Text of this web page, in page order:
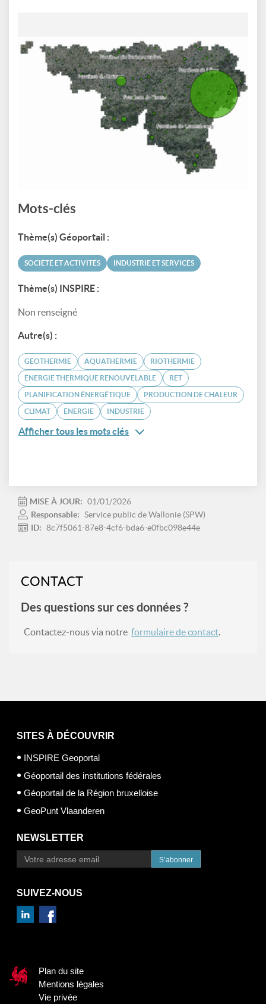
Mots-clés
Thème(s) Géoportail :
SOCIÉTÉ ET ACTIVITÉS INDUSTRIE ET SERVICES
Thème(s) INSPIRE :
Non renseigné
Autre(s) :
GÉOTHERMIE AQUATHERMIE RIOTHERMIE
ÉNERGIE THERMIQUE RENOUVELABLE RET
PLANIFICATION ÉNERGÉTIQUE PRODUCTION DE CHALEUR
CLIMAT ÉNERGIE INDUSTRIE
Afficher tous les mots clés
MISE À JOUR: 01/01/2026
Responsable: Service public de Wallonie (SPW)
ID: 8c7f5061-87e8-4cf6-bda6-e0fbc098e44e
CONTACT
Des questions sur ces données ?
Contactez-nous via notre formulaire de contact.
SITES À DÉCOUVRIR
INSPIRE Geoportal
Géoportail des institutions fédérales
Géoportail de la Région bruxelloise
GeoPunt Vlaanderen
NEWSLETTER
S’abonner
SUIVEZ-NOUS
Plan du site
Mentions légales
Vie privée